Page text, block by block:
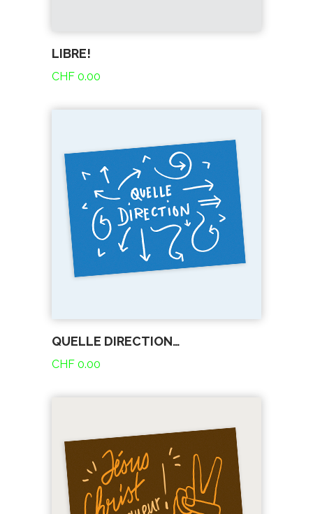
LIBRE!
CHF 0.00
QUELLE DIRECTION…
CHF 0.00